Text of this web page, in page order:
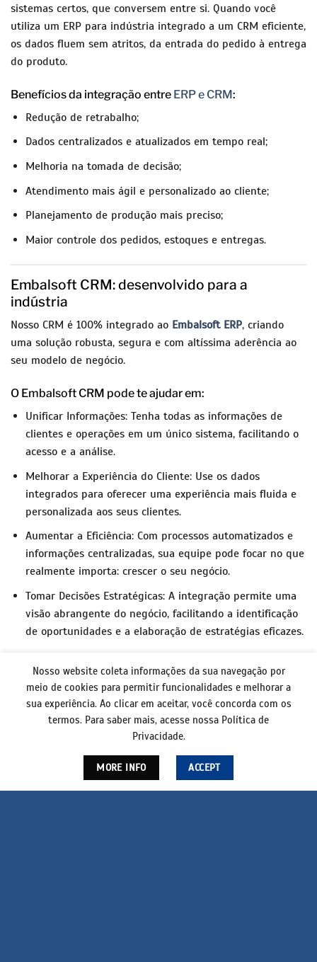
sistemas certos, que conversem entre si. Quando você
utiliza um ERP para indústria integrado a um CRM eficiente,
os dados fluem sem atritos, da entrada do pedido à entrega
do produto.
Benefícios da integração entre ERP e CRM:
Redução de retrabalho;
Dados centralizados e atualizados em tempo real;
Melhoria na tomada de decisão;
Atendimento mais ágil e personalizado ao cliente;
Planejamento de produção mais preciso;
Maior controle dos pedidos, estoques e entregas.
Embalsoft CRM: desenvolvido para a
indústria
Nosso CRM é 100% integrado ao Embalsoft ERP, criando
uma solução robusta, segura e com altíssima aderência ao
seu modelo de negócio.
O Embalsoft CRM pode te ajudar em:
Unificar Informações: Tenha todas as informações de
clientes e operações em um único sistema, facilitando o
acesso e a análise.
Melhorar a Experiência do Cliente: Use os dados
integrados para oferecer uma experiência mais fluida e
personalizada aos seus clientes.
Aumentar a Eficiência: Com processos automatizados e
informações centralizadas, sua equipe pode focar no que
realmente importa: crescer o seu negócio.
Tomar Decisões Estratégicas: A integração permite uma
visão abrangente do negócio, facilitando a identificação
de oportunidades e a elaboração de estratégias eficazes.
Nosso website coleta informações da sua navegação por
meio de cookies para permitir funcionalidades e melhorar a
sua experiência. Ao clicar em aceitar, você concorda com os
termos. Para saber mais, acesse nossa Política de
Privacidade.
MORE INFO ACCEPT